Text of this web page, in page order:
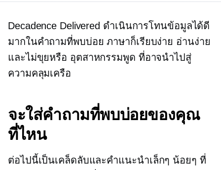
Decadence Delivered ดำเนินการโทนข้อมูลได้ดี
มากในคำถามที่พบบ่อย ภาษาก็เรียบง่าย อ่านง่าย
และไม่ขุยหรือ อุตสาหกรรมพูด ที่อาจนำไปสู่
ความคลุมเครือ
จะใส่คำถามที่พบบ่อยของคุณ
ที่ไหน
ต่อไปนี้เป็นเคล็ดลับและคำแนะนำเล็กๆ น้อยๆ ที่